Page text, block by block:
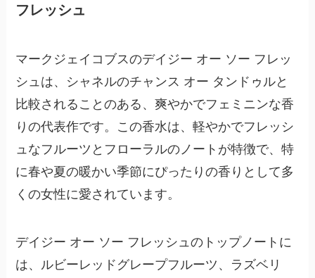
フレッシュ
マークジェイコブスのデイジー オー ソー フレッ
シュは、シャネルのチャンス オー タンドゥルと
比較されることのある、爽やかでフェミニンな香
りの代表作です。この香水は、軽やかでフレッシ
ュなフルーツとフローラルのノートが特徴で、特
に春や夏の暖かい季節にぴったりの香りとして多
くの女性に愛されています。
デイジー オー ソー フレッシュのトップノートに
は、 ルビーレッドグレープフルーツ、ラズベリ